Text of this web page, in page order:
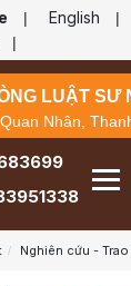
| English |
|
LUẬT SƯ
Nhân,
Nghiên cứu - Trao